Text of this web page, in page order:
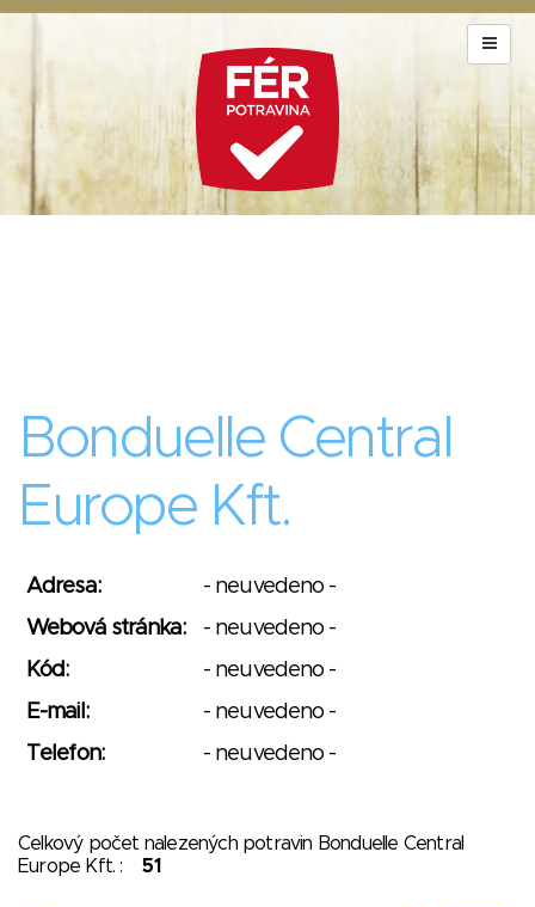
Bonduelle Central
Europe Kft.
Adresa:
- neuvedeno -
Webová stránka:
- neuvedeno -
Kód:
- neuvedeno -
E-mail:
- neuvedeno -
Telefon:
- neuvedeno -
Celkový počet nalezených potravin Bonduelle Central
Europe Kft. :51